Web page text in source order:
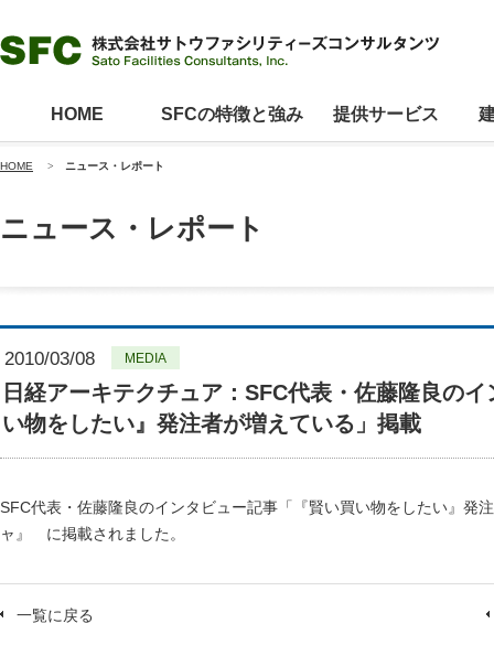
HOME SFCの特徴と強み 提供サービス
HOME > ニュース・レポート
ニュース・レポート
2010/03/08 MEDIA
日経アーキテクチュア：SFC代表・佐藤隆良の
い物をしたい』発注者が増えている」掲載
SFC代表・佐藤隆良のインタビュー記事「『賢い買い物をしたい』発
ャ』 に掲載されました。
一覧に戻る